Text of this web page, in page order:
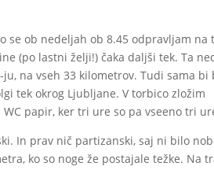
se ob nedeljah ob 8.45 odpravljam na
(po lastni želji!) čaka daljši tek. Ta
na vseh 33 kilometrov. Tudi sama bi
tek okrog Ljubljane. V torbico zložim
papir, ker tri ure so pa vseeno tri
In prav nič partizanski, saj ni bilo
ko so noge že postajale težke. Na